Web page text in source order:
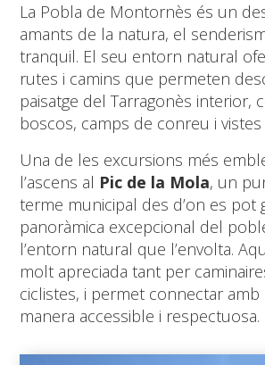
La Pobla de Montornès és un
amants de la natura, el
tranquil. El seu entorn natural
rutes i camins que permeten
paisatge del Tarragonès interior,
boscos, camps de conreu i vistes
Una de les excursions més
l’ascens al Pic de la Mola, un
terme municipal des d’on es pot
panoràmica excepcional del
l’entorn natural que l’envolta.
molt apreciada tant per
ciclistes, i permet connectar amb
manera accessible i respectuosa.